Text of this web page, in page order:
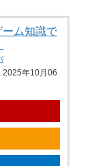
ム知識で
2025年10月06